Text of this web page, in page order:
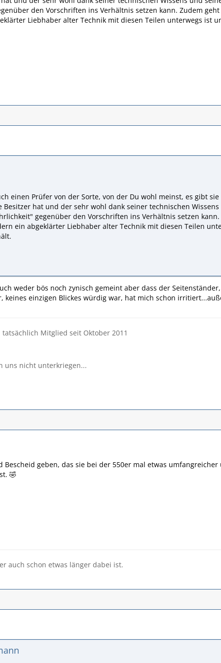
den Vorschriften ins Verhältnis setzen kann. Zudem
Liebhaber alter Technik mit diesen Teilen unterwegs ist
einen Prüfer von der Sorte, von der Du wohl meinst, es gibt
hat und der sehr wohl dank seiner technischen
gegenüber den Vorschriften ins Verhältnis setzen
ein abgeklärter Liebhaber alter Technik mit diesen Teilen
weder bös noch zynisch gemeint aber dass der
keines einzigen Blickes würdig war, hat mich schon
Mitglied seit Oktober 2011
uns nicht unterkriegen...
Bescheid geben, das sie bei der 550er mal etwas
🤣
auch schon etwas länger dabei ist.